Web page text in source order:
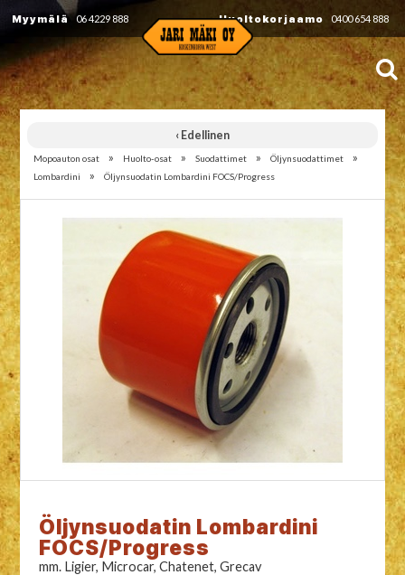
Myymälä 06 4229 888 Huoltokorjaamo 0400 654 888
‹ Edellinen
Mopoauton osat » Huolto-osat » Suodattimet » Öljynsuodattimet »
Lombardini » Öljynsuodatin Lombardini FOCS/Progress
Öljynsuodatin Lombardini
FOCS/Progress
mm. Ligier, Microcar, Chatenet, Grecav